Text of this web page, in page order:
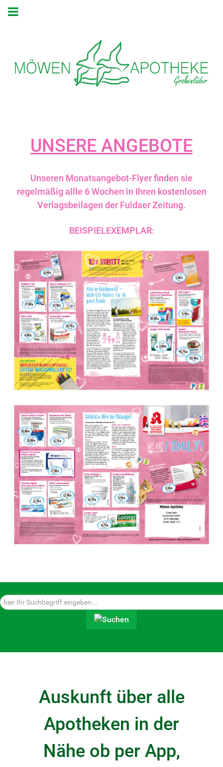
UNSERE ANGEBOTE
Unseren Monatsangebot-Flyer finden sie
regelmäßig allle 6 Wochen in Ihren kostenlosen
Verlagsbeilagen der Fuldaer Zeitung.
BEISPIELEXEMPLAR:
Suchen...
Auskunft über alle
Apotheken in der
Nähe ob per App,